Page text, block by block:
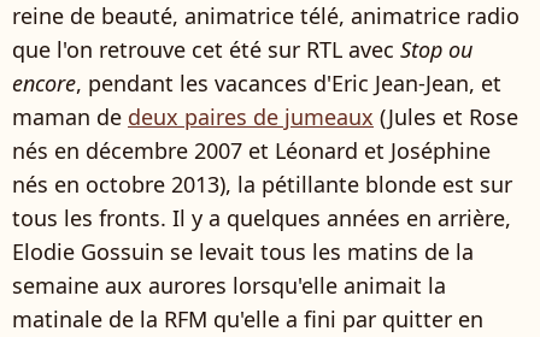
reine de beauté, animatrice télé, animatrice radio
que l'on retrouve cet été sur RTL avec Stop ou
encore, pendant les vacances d'Eric Jean-Jean, et
maman de deux paires de jumeaux (Jules et Rose
nés en décembre 2007 et Léonard et Joséphine
nés en octobre 2013), la pétillante blonde est sur
tous les fronts. Il y a quelques années en arrière,
Elodie Gossuin se levait tous les matins de la
semaine aux aurores lorsqu'elle animait la
matinale de la RFM qu'elle a fini par quitter en